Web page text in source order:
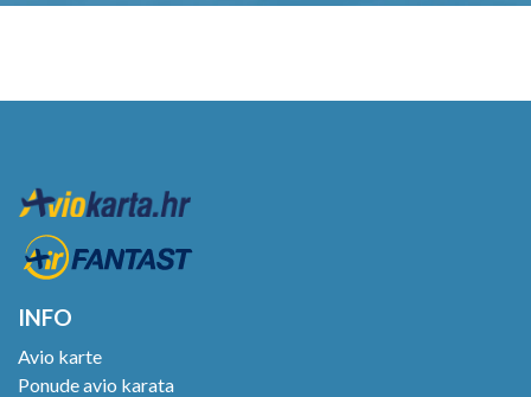
INFO
Avio karte
Ponude avio karata